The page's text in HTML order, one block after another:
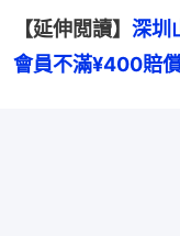
【延伸閲讀】 深圳
會員不滿¥400賠